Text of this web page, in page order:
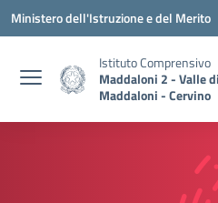
Vai ai contenuti
Vai al menu di navigazione
Vai al footer
Ministero dell'Istruzione e del Merito
Istituto Comprensivo
Maddaloni 2 - Valle di
Maddaloni - Cervino